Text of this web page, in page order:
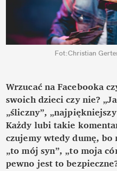
Fot:Christian
Wrzucać na Facebooka
swoich dzieci czy nie?
„śliczny”,
Każdy lubi takie
czujemy wtedy dumę, bo
„to mój syn”, „to moja
pewno jest to